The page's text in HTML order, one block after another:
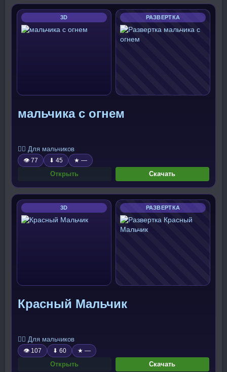
3D РАЗВЕРТКА
мальчика с огнем
🧍‍♂️ Для мальчиков
👁 77 ⬇ 45 ★ —
Открыть Скачать
3D РАЗВЕРТКА
Красный Мальчик
🧍‍♂️ Для мальчиков
👁 107 ⬇ 60 ★ —
Открыть Скачать